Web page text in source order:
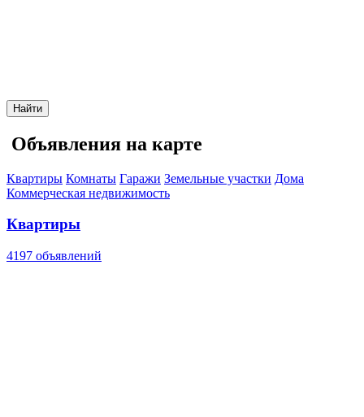
Найти
Объявления на карте
Квартиры Комнаты Гаражи Земельные участки Дома
Коммерческая недвижимость
Квартиры
4197 объявлений